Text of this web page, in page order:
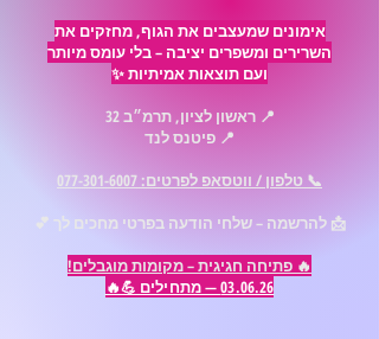
אימונים שמעצבים את הגוף, מחזקים את
השרירים ומשפרים יציבה – בלי עומס מיותר
ועם תוצאות אמיתיות ✨
📍 ראשון לציון, תרמ״ב 32
📍 פיטנס לנד
📞 טלפון / ווטסאפ לפרטים: 077-301-6007
📩 להרשמה – שלחי הודעה בפרטי מחכים לך 💕
🔥 פתיחה חגיגית – מקומות מוגבלים!
03.06.26 — מתחילים 💪🔥